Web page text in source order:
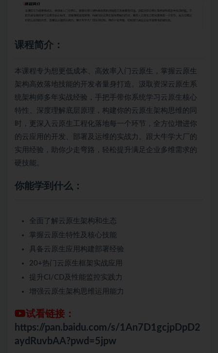
课程简介：
本课程专为想更低成本、高效率入门云原生，掌握云原生
架构高效落地技能的开发者量身打造。汲取资深云原生系
统架构师多年实战经验，手把手带你系统学习云原生核心
特性、深度理解底层原理，构建你的云原生架构思维的同
时，更深入云原生工程化落地每一个环节，全方位增进你
的云应用的开发、部署及运维的实战力。跟大牛学大厂的
实用经验，助你少走弯路，轻松提升满足企业多维需求的
硬技能。
你能学到什么：
全面了解云原生架构和生态
掌握云原生特性及核心技能
具备云原生应用构建部署经验
20+热门云原生框架实战应用
提升CI/CD及性能监控实践力
增强云原生架构思维运用能力
试看链接：
https://pan.baidu.com/s/1An7D1gcjpDpD2
aydRuvbAA?pwd=5jpw